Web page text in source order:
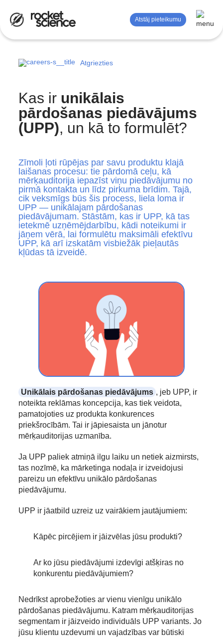
Atstāj pieteikumu
Mērījumi un analīze
SEO
Satura mārketings
Dizaina pakalpojumi
Atgriezties
Kas ir unikālais
pārdošanas piedāvājums
(UPP), un kā to formulēt?
Zīmoli ļoti rūpējas par savu produktu klajā
laišanas procesu: tie pārdomā ceļu, kā
mērķauditorija iepazīst viņu piedāvājumu no
pirmā kontakta un līdz pirkuma brīdim. Tajā,
cik veksmīgs būs šis process, liela loma ir
UPP — unikālajam pārdošanas
piedāvājumam. Stāstām, kas ir UPP, kā tas
ietekmē uzņēmējdarbību, kādi noteikumi ir
jāņem vērā, lai formulētu maksimāli efektīvu
UPP, kā arī izskatām visbiežāk pieļautās
kļūdas tā izveidē.
Unikālais pārdošanas piedāvājums , jeb UPP, ir
noteikta reklāmas koncepcija, kas tiek veidota,
pamatojoties uz produkta konkurences
priekšrocībām. Tai ir jāpiesaista un jānotur
mērķauditorijas uzmanība.
Ja UPP paliek atmiņā ilgu laiku un netiek aizmirsts,
tas nozīmē, ka mārketinga nodaļa ir izveidojusi
pareizu un efektīvu unikālo pārdošanas
piedāvājumu.
UPP ir jāatbild uzreiz uz vairākiem jautājumiem:
Kāpēc pircējiem ir jāizvēlas jūsu produkti?
Ar ko jūsu piedāvājumi izdevīgi atšķiras no
konkurentu piedāvājumiem?
Nedrīkst aprobežoties ar vienu vienīgu unikālo
pārdošanas piedāvājumu. Katram mērķauditorijas
segmentam ir jāizveido individuāls UPP variants. Jo
jūsu klientu uzdevumi un vajadzības var būtiski